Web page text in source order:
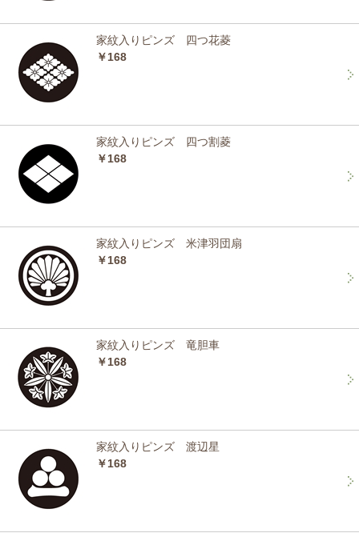
家紋入りピンズ 四つ花菱
￥168
家紋入りピンズ 四つ割菱
￥168
家紋入りピンズ 米津羽団扇
￥168
家紋入りピンズ 竜胆車
￥168
家紋入りピンズ 渡辺星
￥168